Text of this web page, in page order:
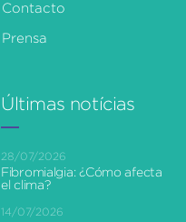
Contacto
Prensa
Últimas notícias
28/07/2026
Fibromialgia: ¿Cómo afecta
el clima?
14/07/2026